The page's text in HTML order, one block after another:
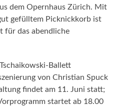
dem Opernhaus Zürich. Mit
gefülltem Picknickkorb ist
für das abendliche
Ballett
von Christian Spuck
findet am 11. Juni statt;
startet ab 18.00